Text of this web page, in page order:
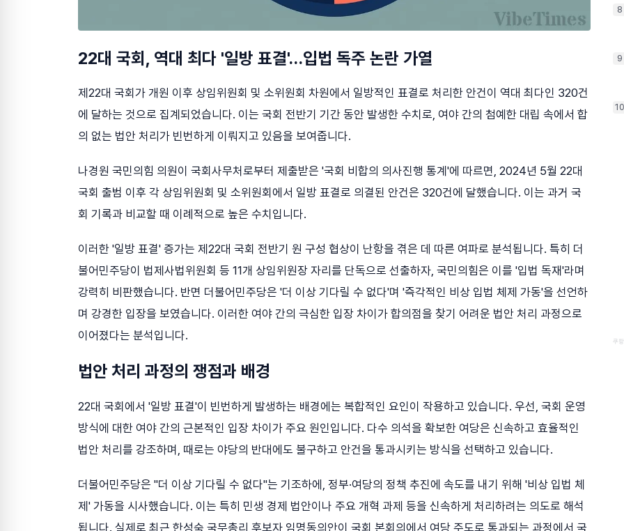
22대 국회, 역대 최다 '일방 표결'…입법 독주 논란 가열
제22대 국회가 개원 이후 상임위원회 및 소위원회 차원에서 일방적인 표결로 처리한 안건이 역대 최다인 320건
에 달하는 것으로 집계되었습니다. 이는 국회 전반기 기간 동안 발생한 수치로, 여야 간의 첨예한 대립 속에서 합
의 없는 법안 처리가 빈번하게 이뤄지고 있음을 보여줍니다.
나경원 국민의힘 의원이 국회사무처로부터 제출받은 '국회 비합의 의사진행 통계'에 따르면, 2024년 5월 22대
국회 출범 이후 각 상임위원회 및 소위원회에서 일방 표결로 의결된 안건은 320건에 달했습니다. 이는 과거 국
회 기록과 비교할 때 이례적으로 높은 수치입니다.
이러한 '일방 표결' 증가는 제22대 국회 전반기 원 구성 협상이 난항을 겪은 데 따른 여파로 분석됩니다. 특히 더
불어민주당이 법제사법위원회 등 11개 상임위원장 자리를 단독으로 선출하자, 국민의힘은 이를 '입법 독재'라며
강력히 비판했습니다. 반면 더불어민주당은 '더 이상 기다릴 수 없다'며 '즉각적인 비상 입법 체제 가동'을 선언하
며 강경한 입장을 보였습니다. 이러한 여야 간의 극심한 입장 차이가 합의점을 찾기 어려운 법안 처리 과정으로
이어졌다는 분석입니다.
법안 처리 과정의 쟁점과 배경
22대 국회에서 '일방 표결'이 빈번하게 발생하는 배경에는 복합적인 요인이 작용하고 있습니다. 우선, 국회 운영
방식에 대한 여야 간의 근본적인 입장 차이가 주요 원인입니다. 다수 의석을 확보한 여당은 신속하고 효율적인
법안 처리를 강조하며, 때로는 야당의 반대에도 불구하고 안건을 통과시키는 방식을 선택하고 있습니다.
더불어민주당은 "더 이상 기다릴 수 없다"는 기조하에, 정부·여당의 정책 추진에 속도를 내기 위해 '비상 입법 체
제' 가동을 시사했습니다. 이는 특히 민생 경제 법안이나 주요 개혁 과제 등을 신속하게 처리하려는 의도로 해석
됩니다. 실제로 최근 한성숙 국무총리 후보자 임명동의안이 국회 본회의에서 여당 주도로 통과되는 과정에서 국
8
9
10
쿠